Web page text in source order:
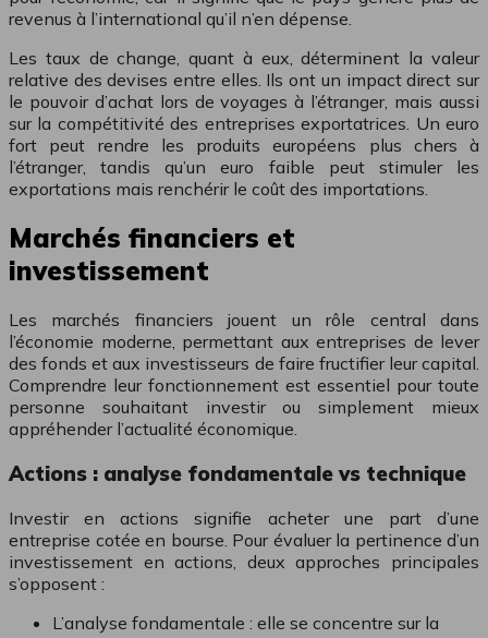
revenus à l’international qu’il n’en dépense.
Les taux de change, quant à eux, déterminent la valeur
relative des devises entre elles. Ils ont un impact direct sur
le pouvoir d’achat lors de voyages à l’étranger, mais aussi
sur la compétitivité des entreprises exportatrices. Un euro
fort peut rendre les produits européens plus chers à
l’étranger, tandis qu’un euro faible peut stimuler les
exportations mais renchérir le coût des importations.
Marchés financiers et
investissement
Les marchés financiers jouent un rôle central dans
l’économie moderne, permettant aux entreprises de lever
des fonds et aux investisseurs de faire fructifier leur capital.
Comprendre leur fonctionnement est essentiel pour toute
personne souhaitant investir ou simplement mieux
appréhender l’actualité économique.
Actions : analyse fondamentale vs technique
Investir en actions signifie acheter une part d’une
entreprise cotée en bourse. Pour évaluer la pertinence d’un
investissement en actions, deux approches principales
s’opposent :
L’analyse fondamentale : elle se concentre sur la